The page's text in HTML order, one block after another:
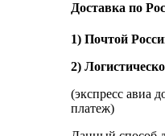
Доставка по
1) Почтой
2)
(экспресс авиа
платеж)